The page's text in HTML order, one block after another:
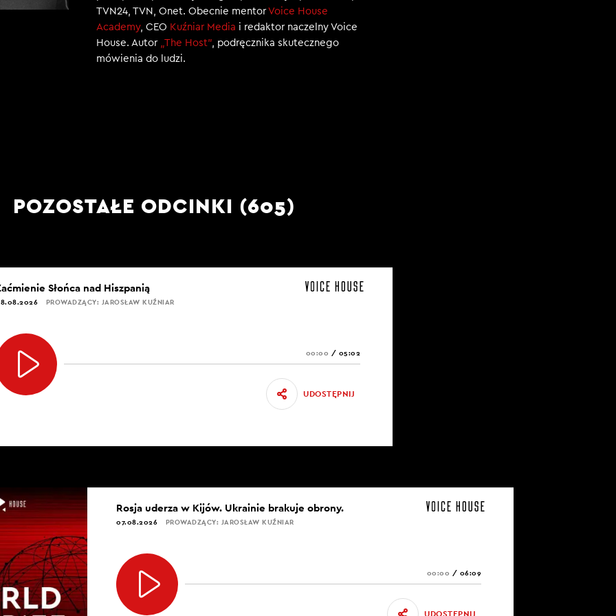
TVN24, TVN, Onet. Obecnie mentorVoice House
Academy, CEO Kuźniar Media i redaktor naczelny Voice
House. Autor „The Host”, podręcznika skutecznego
mówienia do ludzi.
POZOSTAŁE ODCINKI (605)
Słońca nad Hiszpanią
PROWADZĄCY: JAROSŁAW KUŹNIAR
00:00 / 05:02
UDOSTĘPNIJ
Rosja uderza w Kijów. Ukrainie brakuje obrony.
07.08.2026 PROWADZĄCY: JAROSŁAW KUŹNIAR
00:00 / 06:09